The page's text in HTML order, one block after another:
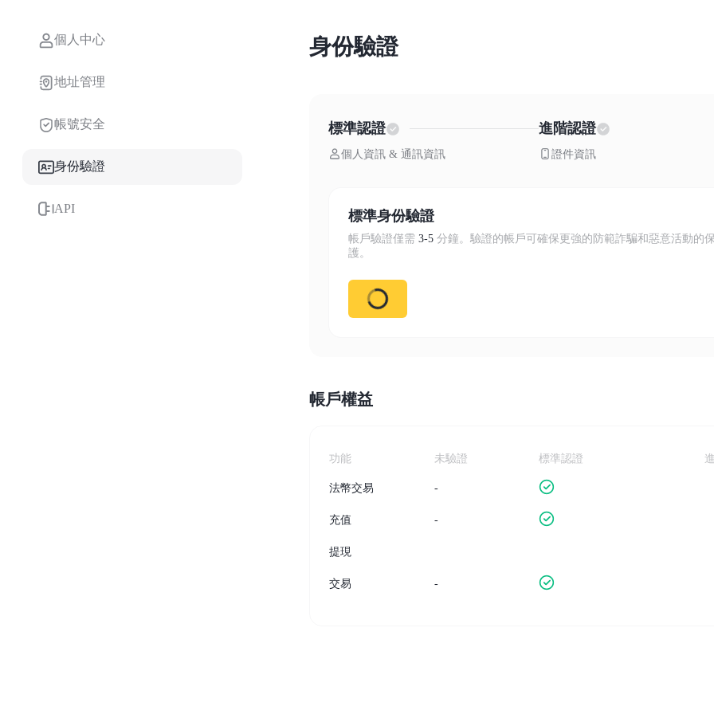
個人中心
地址管理
帳號安全
身份驗證
API
身份驗證
標準認證
個人資訊 & 通訊資訊
進階認證
證件資訊
標準身份驗證
帳戶驗證僅需 3-5 分鐘。驗證的帳戶可確保更強的防範詐騙和惡意活動的
護。
帳戶權益
功能 未驗證 標準認證
法幣交易 -
充值 -
提現
交易 -